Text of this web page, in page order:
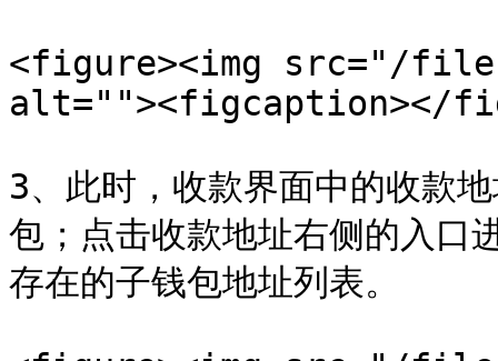
<figure><img src="/files/
alt=""><figcaption></
3、此时，收款界面中的收款
包；点击收款地址右侧的入
存在的子钱包地址列表。